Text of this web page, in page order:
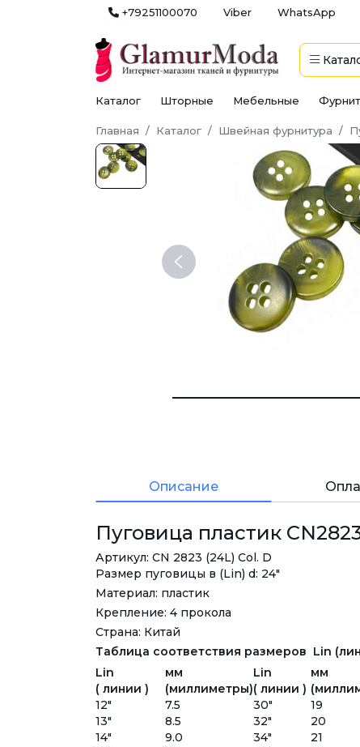
+79251100070 Viber WhatsApp
Каталог Шторные Мебельные
Главная Каталог Швейная фурнитура
Previous
Описание
Пуговица пластик
Артикул: CN 2823 (24L) Col. D
Размер пуговицы в (Lin) d: 24"
Материал: пластик
Крепление: 4 прокола
Страна: Китай
Таблица соответствия размеров Lin
Lin
мм Lin
мм
( линии )
(миллиметры)( линии )
12"
7.5 30"
19
13"
8.5 32"
20
14"
9.0 34"
21